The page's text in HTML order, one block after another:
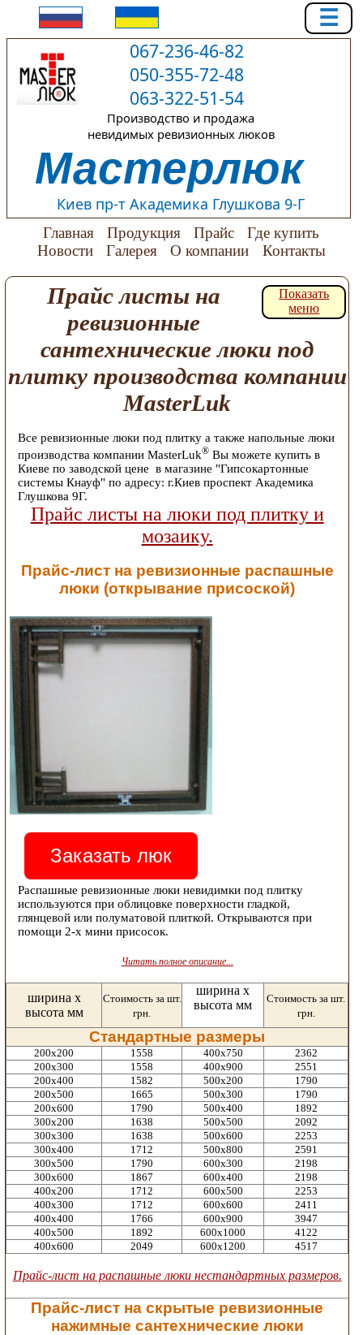
☰
067-236-46-82
050-355-72-48
063-322-51-54
Производство и продажа
невидимых ревизионных люков
Мастерлюк
Киев пр-т Академика Глушкова 9-Г
Главная Продукция Прайс
Где купить
Новости
Галерея О компании Контакты
Показать
меню
Прайс листы на
ревизионные
сантехнические люки под
плитку производства компании
MasterLuk
Все ревизионные люки под плитку а также напольные люки
производства компании MasterLuk® Вы можете купить в
Киеве по заводской цене в магазине "Гипсокартонные
системы Кнауф" по адресу: г.Киев проспект Академика
Глушкова 9Г.
Прайс листы на люки под плитку и
мозаику.
Прайс-лист на ревизионные распашные
люки (открывание присоской)
Заказать люк
Распашные ревизионные люки невидимки под плитку
используются при облицовке поверхности гладкой,
глянцевой или полуматовой плиткой. Открываются при
помощи 2-х мини присосок.
Читать полное описание...
ширина х
высота мм
Стоимость за шт.
грн.
ширина х
высота мм
Стоимость за шт.
грн.
Стандартные размеры
200х200 1558 400х750
2362
200х300
1558 400х900
2551
200х400
1582 500х200
1790
200х500
1665 500х300
1790
200х600
1790 500х400
1892
300х200
1638 500х500
2092
300х300
1638 500х600
2253
300х400
1712 500х800
2591
300х500
1790 600х300
2198
300х600
1867 600х400
2198
400х200
1712 600х500
2253
400х300
1712 600х600
2411
400х400
1766 600х900
3947
400х500
1892 600х1000
4122
400х600
2049 600х1200 4517
Прайс-лист на распашные люки нестандартных размеров.
Прайс-лист на скрытые ревизионные
нажимные сантехнические люки